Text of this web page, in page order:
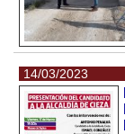
14/03/2023